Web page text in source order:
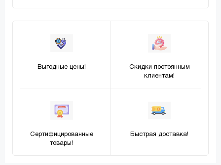
Выгодные цены!
Скидки постоянным
клиентам!
Сертифицированные
товары!
Быстрая доставка!